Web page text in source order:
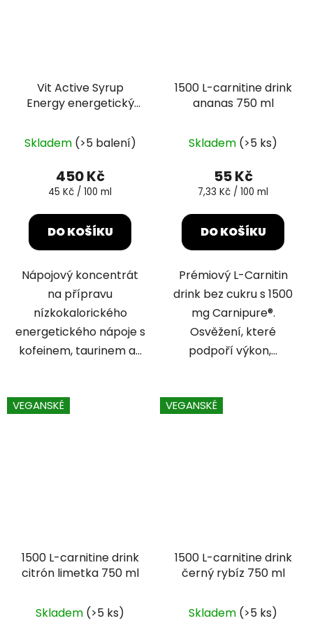
Vit Active Syrup
Energy energetický
1L
hodnocení
produktu
je
z
Skladem (>5 balení)
450 Kč
Měrná
45 Kč / 100 ml
DO KOŠÍKU
Nápojový koncentrát
na přípravu
nízkokalorického
energetického nápoje s
kofeinem, taurinem a...
1500 L-carnitine drink
ananas 750 ml
hodnocení
produktu
je
z
Skladem (>5 ks)
55 Kč
Měrná
7,33 Kč / 100 ml
DO KOŠÍKU
Prémiový L-Carnitin
drink bez cukru s 1500
mg Carnipure®.
Osvěžení, které
podpoří výkon,...
VEGANSKÉ
1500 L-carnitine drink
citrón limetka 750 ml
Skladem (>5 ks)
VEGANSKÉ
1500 L-carnitine drink
černý rybíz 750 ml
hodnocení
Skladem (>5 ks)